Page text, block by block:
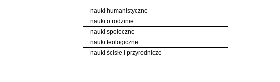
nauki humanistyczne
nauki o rodzinie
nauki społeczne
nauki teologiczne
nauki ścisłe i przyrodnicze